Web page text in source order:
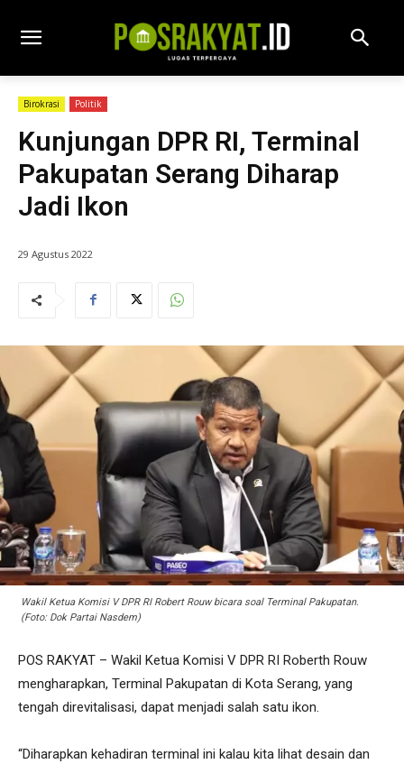
Birokrasi Politik
Kunjungan DPR RI, Terminal
Pakupatan Serang Diharap
Jadi Ikon
29 Agustus 2022
Wakil Ketua Komisi V DPR RI Robert Rouw bicara soal Terminal Pakupatan.
(Foto: Dok Partai Nasdem)
POS RAKYAT – Wakil Ketua Komisi V DPR RI Roberth Rouw
mengharapkan, Terminal Pakupatan di Kota Serang, yang
tengah direvitalisasi, dapat menjadi salah satu ikon.
“Diharapkan kehadiran terminal ini kalau kita lihat desain dan